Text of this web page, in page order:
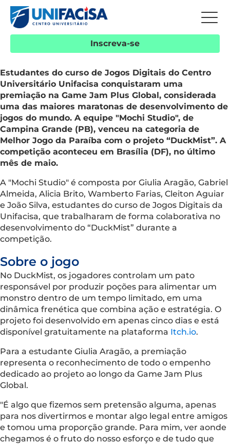
Inscreva-se
Estudantes do curso de Jogos Digitais do Centro
Universitário Unifacisa conquistaram uma
premiação na Game Jam Plus Global, considerada
uma das maiores maratonas de desenvolvimento de
jogos do mundo. A equipe "Mochi Studio", de
Campina Grande (PB), venceu na categoria de
Melhor Jogo da Paraíba com o projeto “DuckMist”. A
competição aconteceu em Brasília (DF), no último
mês de maio.
A "Mochi Studio" é composta por Giulia Aragão, Gabriel
Almeida, Alicia Brito, Wamberto Farias, Cleiton Aguiar
e João Silva, estudantes do curso de Jogos Digitais da
Unifacisa, que trabalharam de forma colaborativa no
desenvolvimento do “DuckMist” durante a
competição.
Sobre o jogo
No DuckMist, os jogadores controlam um pato
responsável por produzir poções para alimentar um
monstro dentro de um tempo limitado, em uma
dinâmica frenética que combina ação e estratégia. O
projeto foi desenvolvido em apenas cinco dias e está
disponível gratuitamente na plataforma Itch.io.
Para a estudante Giulia Aragão, a premiação
representa o reconhecimento de todo o empenho
dedicado ao projeto ao longo da Game Jam Plus
Global.
⁠"É algo que fizemos sem pretensão alguma, apenas
para nos divertirmos e montar algo legal entre amigos
e tomou uma proporção grande. Para mim, ver aonde
chegamos é o fruto do nosso esforço e de tudo que